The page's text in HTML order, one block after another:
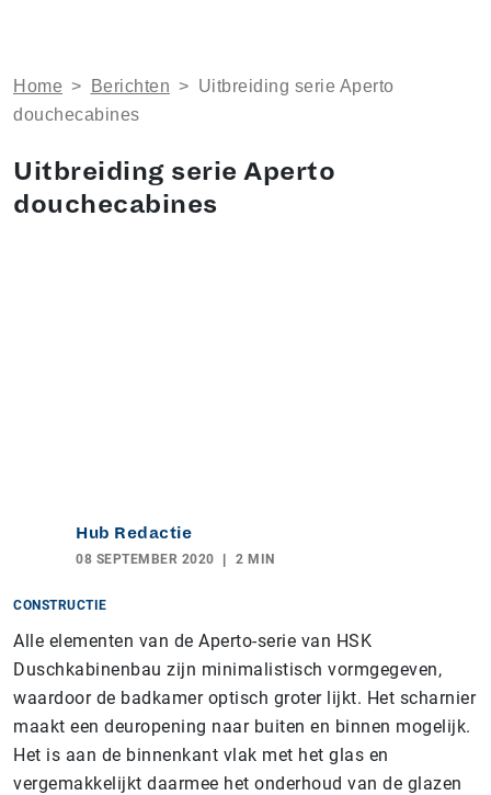
Home > Berichten > Uitbreiding serie Aperto
douchecabines
Uitbreiding serie Aperto
douchecabines
Hub Redactie
08 SEPTEMBER 2020 2 MIN
CONSTRUCTIE
Alle elementen van de Aperto-serie van HSK
Duschkabinenbau zijn minimalistisch vormgegeven,
waardoor de badkamer optisch groter lijkt. Het scharnier
maakt een deuropening naar buiten en binnen mogelijk.
Het is aan de binnenkant vlak met het glas en
vergemakkelijkt daarmee het onderhoud van de glazen